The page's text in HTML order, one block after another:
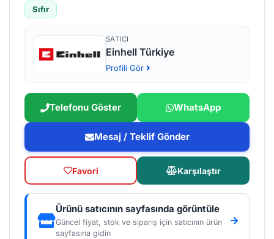
Sıfır
SATICI
Einhell Türkiye
Profili Gör
Telefonu Göster WhatsApp
Mesaj / Teklif Gönder
Favori Karşılaştır
Ürünü satıcının sayfasında görüntüle
Güncel fiyat, stok ve sipariş için satıcının ürün
sayfasına gidin